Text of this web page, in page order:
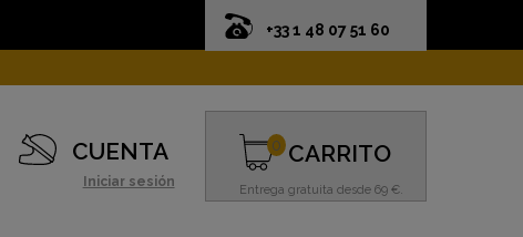
+33 1 48 07 51 60
CUENTA
Iniciar sesión
CARRITO
Entrega gratuita desde 69 €.
0